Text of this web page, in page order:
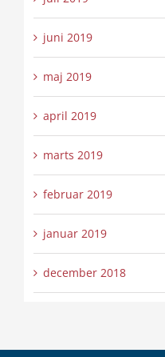
juni 2019
maj 2019
april 2019
marts 2019
februar 2019
januar 2019
december 2018